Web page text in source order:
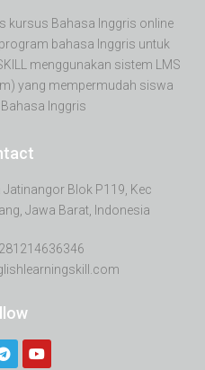
kursus Bahasa Inggris online
bahasa Inggris untuk
menggunakan sistem LMS
yang mempermudah siswa
Inggris
Blok P119, Kec
Jawa Barat, Indonesia